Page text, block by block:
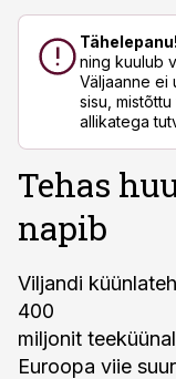
Tähelepanu!
ning kuulub
Väljaanne ei
sisu,
allikatega
Tehas
napib
Viljandi
400
miljonit
Euroopa viie